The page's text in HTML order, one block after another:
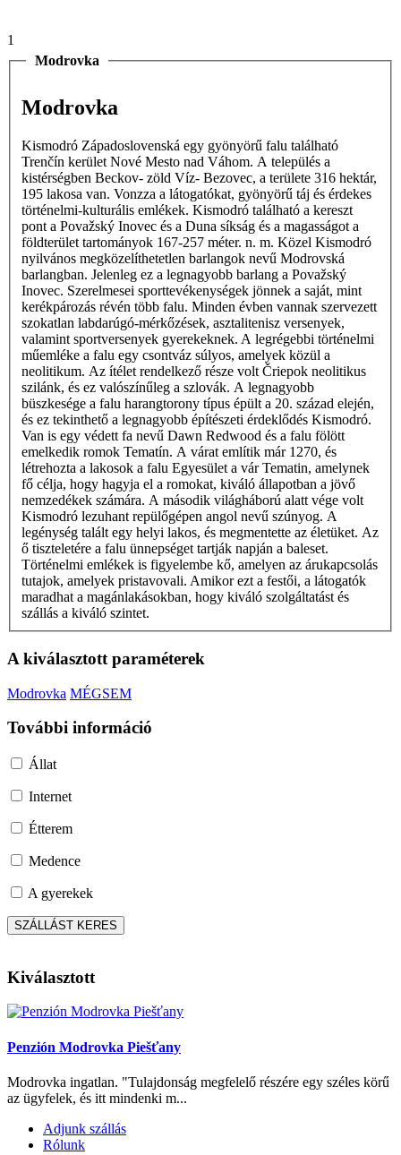
1
Modrovka
Modrovka
Kismodró Západoslovenská egy gyönyörű falu található
Trenčín kerület Nové Mesto nad Váhom. A település a
kistérségben Beckov- zöld Víz- Bezovec, a területe 316 hektár,
195 lakosa van. Vonzza a látogatókat, gyönyörű táj és érdekes
történelmi-kulturális emlékek. Kismodró található a kereszt
pont a Považský Inovec és a Duna síkság és a magasságot a
földterület tartományok 167-257 méter. n. m. Közel Kismodró
nyilvános megközelíthetetlen barlangok nevű Modrovská
barlangban. Jelenleg ez a legnagyobb barlang a Považský
Inovec. Szerelmesei sporttevékenységek jönnek a saját, mint
kerékpározás révén több falu. Minden évben vannak szervezett
szokatlan labdarúgó-mérkőzések, asztalitenisz versenyek,
valamint sportversenyek gyerekeknek. A legrégebbi történelmi
műemléke a falu egy csontváz súlyos, amelyek közül a
neolitikum. Az ítélet rendelkező része volt Čriepok neolitikus
szilánk, és ez valószínűleg a szlovák. A legnagyobb
büszkesége a falu harangtorony típus épült a 20. század elején,
és ez tekinthető a legnagyobb építészeti érdeklődés Kismodró.
Van is egy védett fa nevű Dawn Redwood és a falu fölött
emelkedik romok Tematín. A várat említik már 1270, és
létrehozta a lakosok a falu Egyesület a vár Tematin, amelynek
fő célja, hogy hagyja el a romokat, kiváló állapotban a jövő
nemzedékek számára. A második világháború alatt vége volt
Kismodró lezuhant repülőgépen angol nevű szúnyog. A
legénység talált egy helyi lakos, és megmentette az életüket. Az
ő tiszteletére a falu ünnepséget tartják napján a baleset.
Történelmi emlékek is figyelembe kő, amelyen az árukapcsolás
tutajok, amelyek pristavovali. Amikor ezt a festői, a látogatók
maradhat a magánlakásokban, hogy kiváló szolgáltatást és
szállás a kiváló szintet.
A kiválasztott paraméterek
Modrovka MÉGSEM
További információ
Állat
Internet
Étterem
Medence
A gyerekek
Kiválasztott
Penzión Modrovka Piešťany
Modrovka ingatlan. "Tulajdonság megfelelő részére egy széles körű
az ügyfelek, és itt mindenki m...
Adjunk szállás
Rólunk